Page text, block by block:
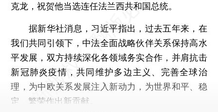
克龙，祝贺他当选连任法兰西共和国总统。
据新华社消息，习近平指出，过去五年来，在
我们共同引领下，中法全面战略伙伴关系保持高水
平发展，双方持续深化各领域务实合作，并肩抗击
新冠肺炎疫情，共同维护多边主义、完善全球治
理，为中欧关系发展注入新动力，为世界和平、稳
定、繁荣作出新贡献。